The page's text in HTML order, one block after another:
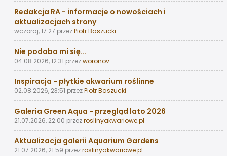
Redakcja RA - informacje o nowościach i
aktualizacjach strony
wczoraj, 17:27 przezPiotr Baszucki
Nie podoba mi się...
04.08.2026, 12:31 przezworonov
Inspiracja - płytkie akwarium roślinne
02.08.2026, 23:51 przezPiotr Baszucki
Galeria Green Aqua - przegląd lato 2026
21.07.2026, 22:00 przezroslinyakwariowe.pl
Aktualizacja galerii Aquarium Gardens
21.07.2026, 21:59 przezroslinyakwariowe.pl